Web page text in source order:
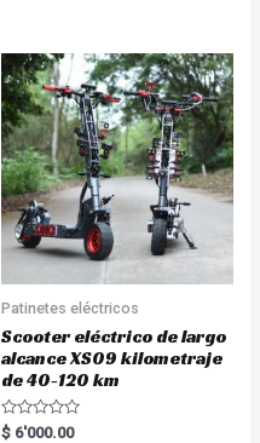
Patinetes eléctricos
Scooter eléctrico de largo
alcance XS09 kilometraje
de 40-120 km
R
$ 6'000.00